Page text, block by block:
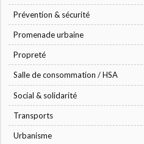
Prévention & sécurité
Promenade urbaine
Propreté
Salle de consommation / HSA
Social & solidarité
Transports
Urbanisme